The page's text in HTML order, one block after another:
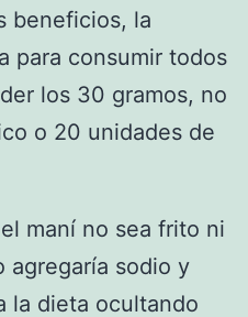
beneficios, la
para consumir todos
los 30 gramos, no
o 20 unidades de
maní no sea frito ni
agregaría sodio y
la dieta ocultando